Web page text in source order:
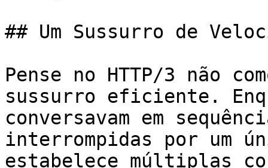
## Um Sussurro de
Pense no HTTP/3 não
sussurro eficiente.
conversavam em
interrompidas por um
estabelece múltiplas